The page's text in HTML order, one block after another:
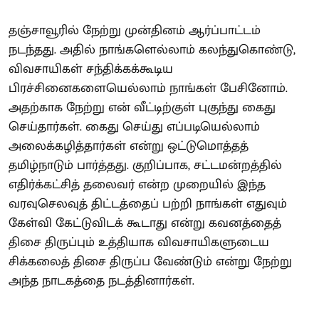
தஞ்சாவூரில் நேற்று முன்தினம் ஆர்ப்பாட்டம்
நடந்தது. அதில் நாங்களெல்லாம் கலந்துகொண்டு,
விவசாயிகள் சந்திக்கக்கூடிய
பிரச்சினைகளையெல்லாம் நாங்கள் பேசினோம்.
அதற்காக நேற்று என் வீட்டிற்குள் புகுந்து கைது
செய்தார்கள். கைது செய்து எப்படியெல்லாம்
அலைக்கழித்தார்கள் என்று ஒட்டுமொத்தத்
தமிழ்நாடும் பார்த்தது. குறிப்பாக, சட்டமன்றத்தில்
எதிர்க்கட்சித் தலைவர் என்ற முறையில் இந்த
வரவுசெலவுத் திட்டத்தைப் பற்றி நாங்கள் எதுவும்
கேள்வி கேட்டுவிடக் கூடாது என்று கவனத்தைத்
திசை திருப்பும் உத்தியாக விவசாயிகளுடைய
சிக்கலைத் திசை திருப்ப வேண்டும் என்று நேற்று
அந்த நாடகத்தை நடத்தினார்கள்.